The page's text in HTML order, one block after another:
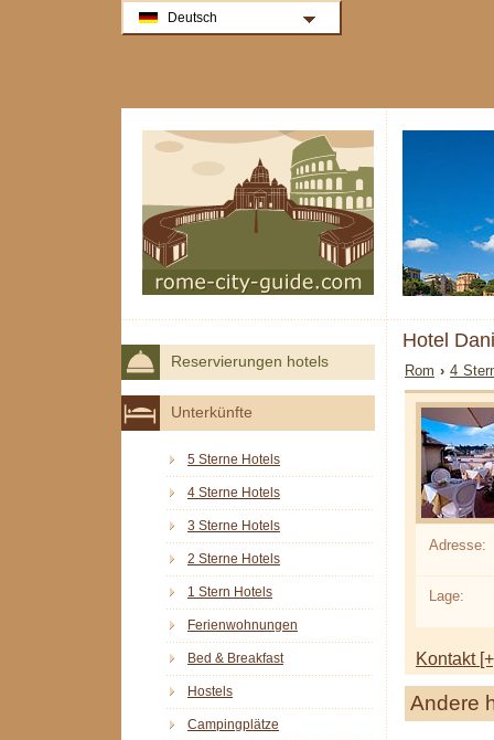
Hotel
Rom ›4
Adresse:
Lage:
Kontakt
Andere
Reservierungen hotels
Unterkünfte
5 Sterne Hotels
4 Sterne Hotels
3 Sterne Hotels
2 Sterne Hotels
1 Stern Hotels
Ferienwohnungen
Bed & Breakfast
Hostels
Campingplätze
Deutsch